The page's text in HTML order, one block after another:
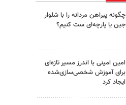
چگونه پیراهن مردانه را با شلوار
جین یا پارچه‌ای ست کنیم؟
امین امینی با اندرز مسیر تازه‌ای
برای آموزش شخصی‌سازی‌شده
ایجاد کرد